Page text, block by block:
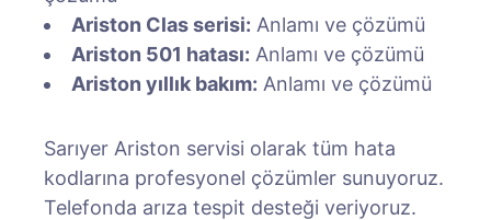
Ariston Clas serisi: Anlamı ve çözümü
Ariston 501 hatası: Anlamı ve çözümü
Ariston yıllık bakım: Anlamı ve çözümü
Sarıyer Ariston servisi olarak tüm hata
kodlarına profesyonel çözümler sunuyoruz.
Telefonda arıza tespit desteği veriyoruz.